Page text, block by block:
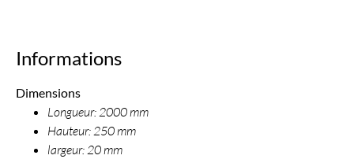
Informations
Dimensions
Longueur: 2000 mm
Hauteur: 250 mm
largeur: 20 mm